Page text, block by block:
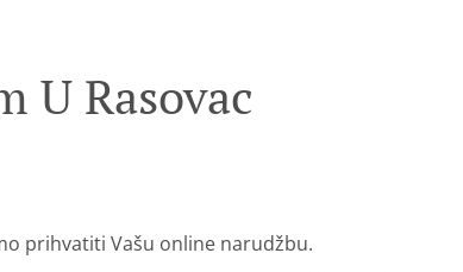
U Rasovac
prihvatiti Vašu online narudžbu.